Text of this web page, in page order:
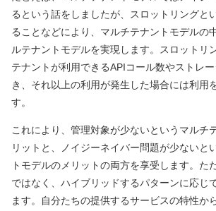
るという話をしましたが、スロットリングと
ることなどにより、マルチテナントモデルの
ルテナントモデルを実現します。スロットリ
テナントが利用できるAPIコール数やストレ
き、それ以上の利用が発生した場合には利用
す。
これにより、管理対象が少ないというマルチ
リットと、ノイジーネイバー問題が少ないと
トモデルのメリットの両方を享受します。た
ではなく、ハイブリッドするパターンに応じ
ます。自分たちの提供するサービスの特性か